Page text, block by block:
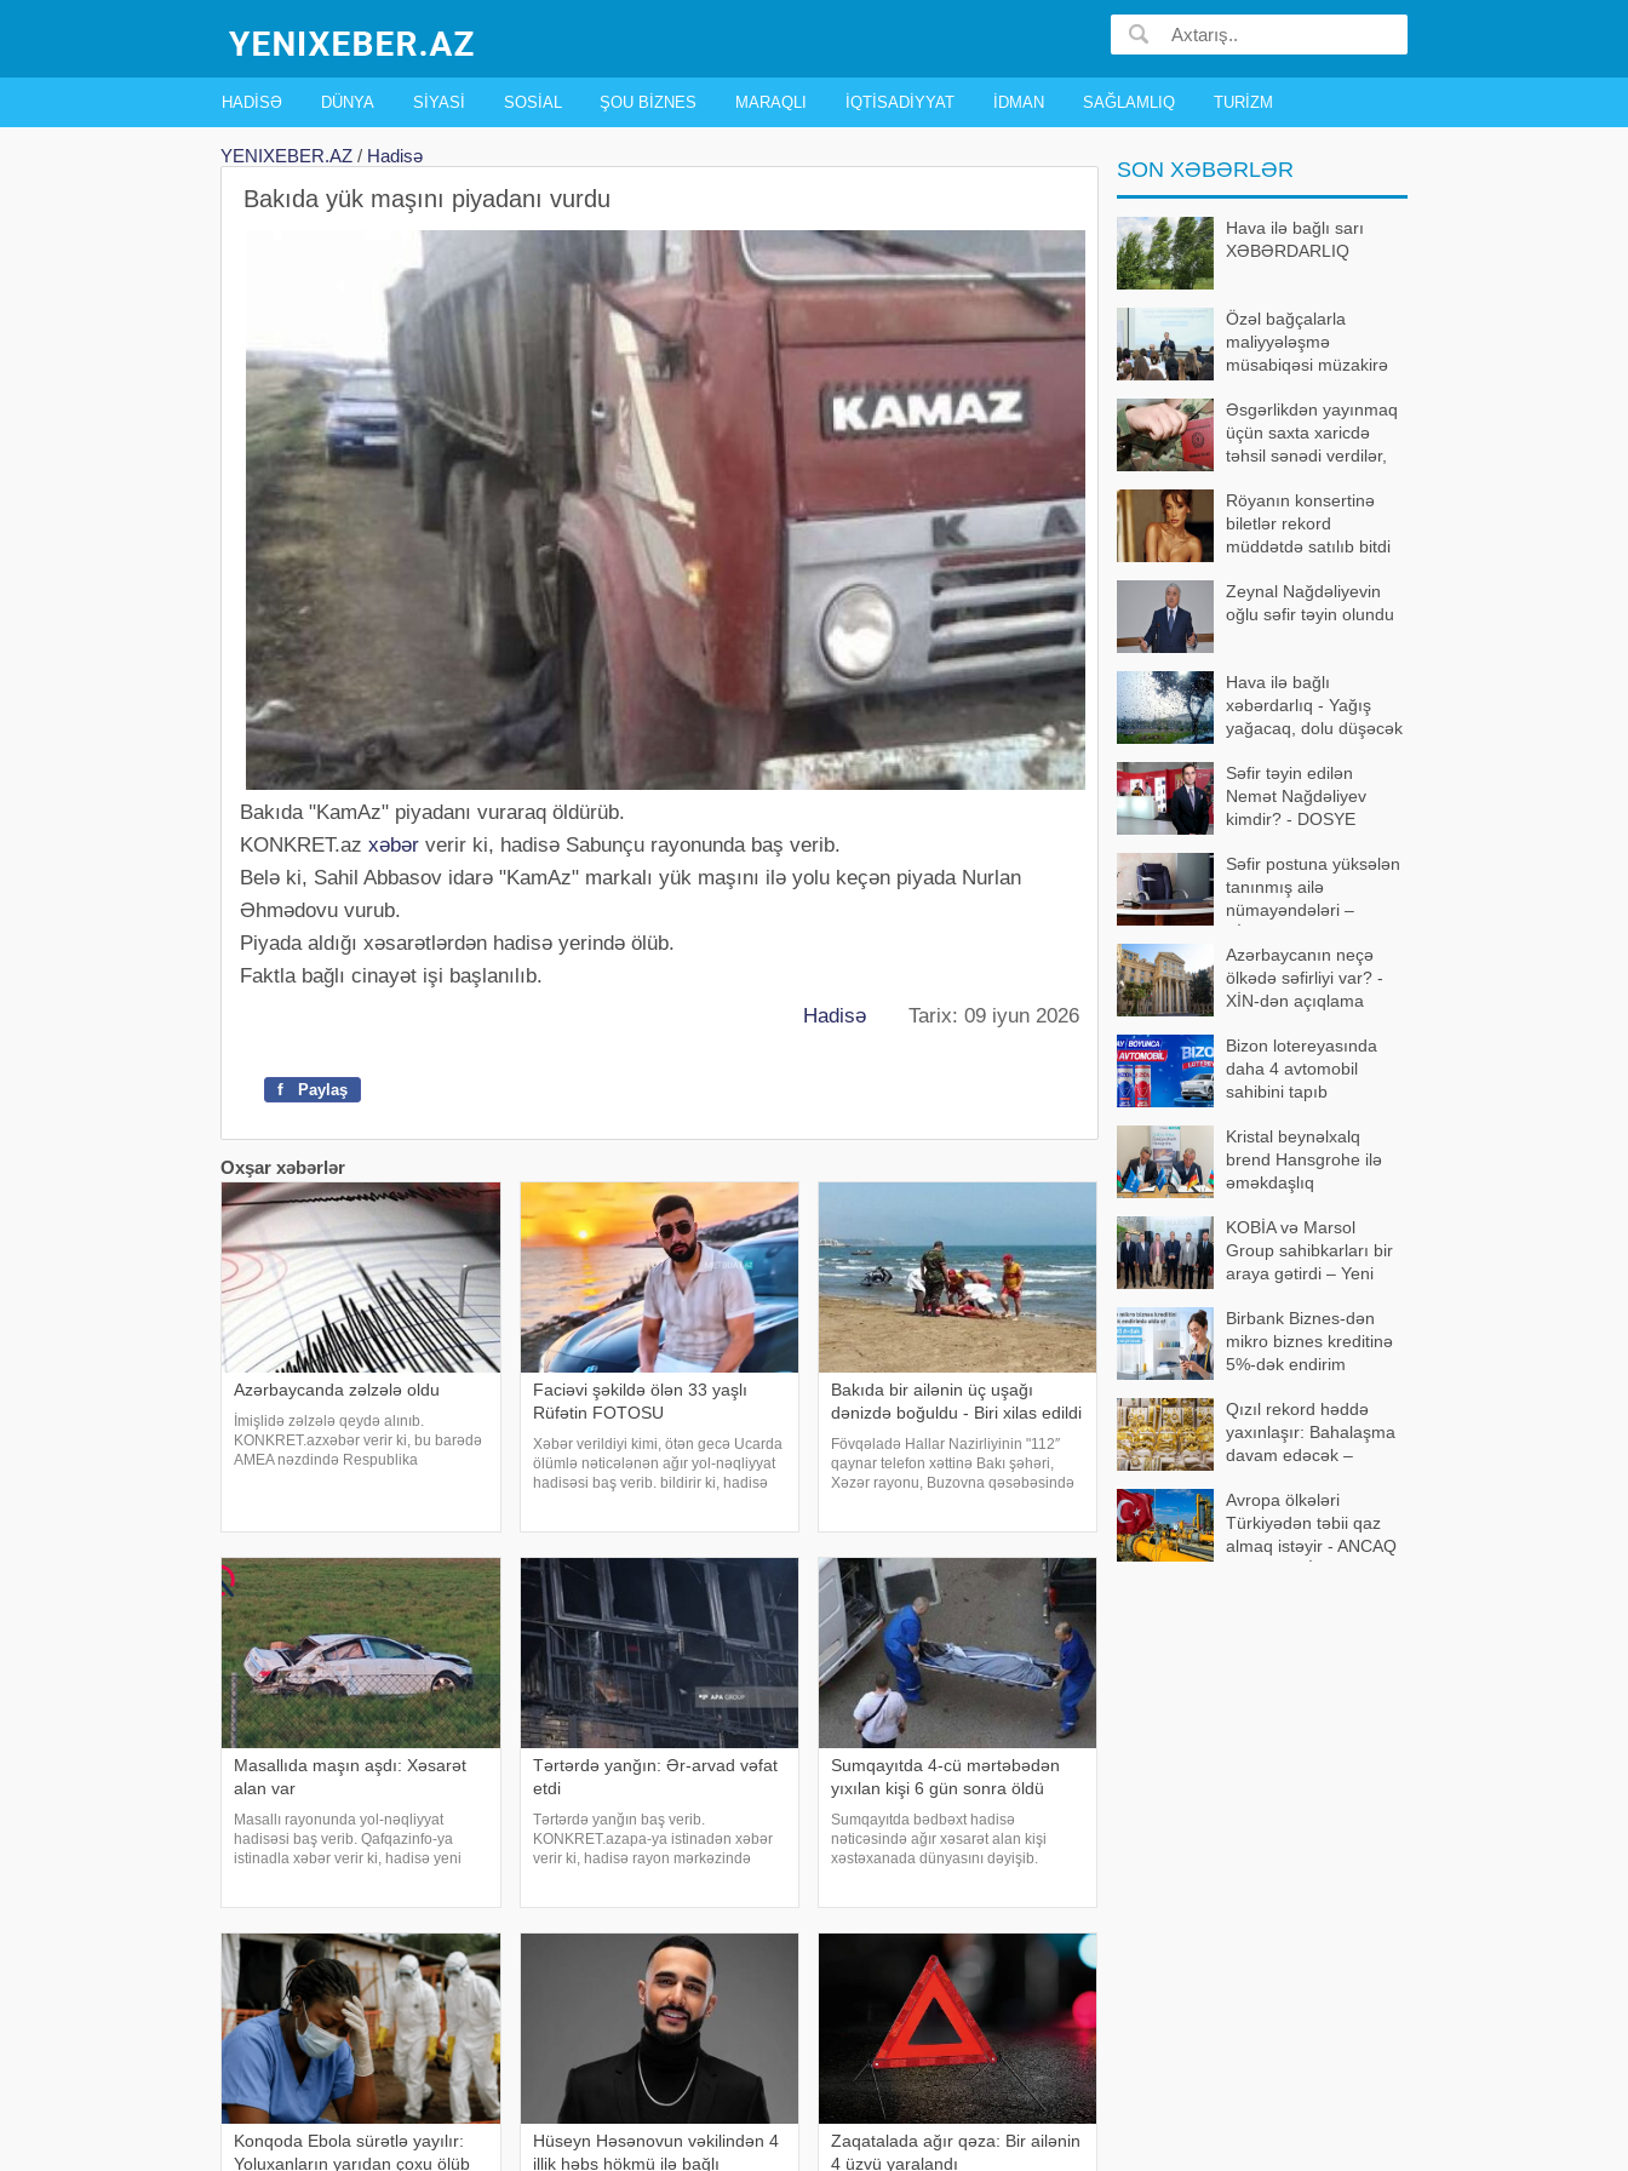
HADISƏ DÜNYA SIYASI SOSIAL ŞOU BIZNES MARAQLI İQTISADIYYAT İDMAN SAĞLAMLIQ TURIZM
YENIXEBER.AZ / Hadisə
Bakıda yük maşını piyadanı vurdu
Bakıda "KamAz" piyadanı vuraraq öldürüb.
KONKRET.az xəbər verir ki, hadisə Sabunçu rayonunda baş verib.
Belə ki, Sahil Abbasov idarə "KamAz" markalı yük maşını ilə yolu keçən piyada Nurlan
Əhmədovu vurub.
Piyada aldığı xəsarətlərdən hadisə yerində ölüb.
Faktla bağlı cinayət işi başlanılıb.
Hadisə Tarix: 09 iyun 2026
f Paylaş
Oxşar xəbərlər
Azərbaycanda zəlzələ oldu
İmişlidə zəlzələ qeydə alınıb.
KONKRET.azxəbər verir ki, bu barədə
AMEA nəzdində Respublika
alınan yeraltı təkanın maqnitudas
Faciəvi şəkildə ölən 33 yaşlı
Rüfətin FOTOSU
Xəbər verildiyi kimi, ötən gecə Ucarda
ölümlə nəticələnən ağır yol-nəqliyyat
hadisəsi baş verib. bildirir ki, hadisə
hərəkətdə ola
Bakıda bir ailənin üç uşağı
dənizdə boğuldu - Biri xilas edildi
Fövqəladə Hallar Nazirliyinin "112″
qaynar telefon xəttinə Bakı şəhəri,
Xəzər rayonu, Buzovna qəsəbəsində
barədə məluma
Masallıda maşın aşdı: Xəsarət
alan var
Masallı rayonunda yol-nəqliyyat
hadisəsi baş verib. Qafqazinfo-ya
istinadla xəbər verir ki, hadisə yeni
idarəetmədə
Tərtərdə yanğın: Ər-arvad vəfat
etdi
Tərtərdə yanğın baş verib.
KONKRET.azapa-ya istinadən xəbər
verir ki, hadisə rayon mərkəzində
ölüblər. Faktla bağlı araşdırm
Sumqayıtda 4-cü mərtəbədən
yıxılan kişi 6 gün sonra öldü
Sumqayıtda bədbəxt hadisə
nəticəsində ağır xəsarət alan kişi
xəstəxanada dünyasını dəyişib.
ki, 1962-c
Konqoda Ebola sürətlə yayılır:
Yoluxanların yarıdan çoxu ölüb
Hüseyn Həsənovun vəkilindən 4
illik həbs hökmü ilə bağlı
Zaqatalada ağır qəza: Bir ailənin
4 üzvü yaralandı
SON XƏBƏRLƏR
Hava ilə bağlı sarı
XƏBƏRDARLIQ
Özəl bağçalarla
maliyyələşmə
müsabiqəsi müzakirə
Əsgərlikdən yayınmaq
üçün saxta xaricdə
təhsil sənədi verdilər,
Röyanın konsertinə
biletlər rekord
müddətdə satılıb bitdi
Zeynal Nağdəliyevin
oğlu səfir təyin olundu
Hava ilə bağlı
xəbərdarlıq - Yağış
yağacaq, dolu düşəcək
Səfir təyin edilən
Nemət Nağdəliyev
kimdir? - DOSYE
Səfir postuna yüksələn
tanınmış ailə
nümayəndələri –
Azərbaycanın neçə
ölkədə səfirliyi var? -
XİN-dən açıqlama
Bizon lotereyasında
daha 4 avtomobil
sahibini tapıb
Kristal beynəlxalq
brend Hansgrohe ilə
əməkdaşlıq
imzalayıb
KOBİA və Marsol
Group sahibkarları bir
araya gətirdi – Yeni
müzakirə olunduBirbank Biznes-dən
mikro biznes kreditinə
5%-dək endirim
Qızıl rekord həddə
yaxınlaşır: Bahalaşma
davam edəcək –
Avropa ölkələri
Türkiyədən təbii qaz
almaq istəyir - ANCAQ